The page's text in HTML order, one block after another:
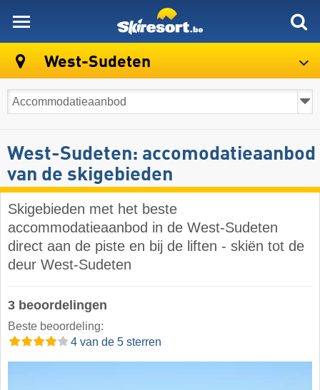
West-Sudeten
West-Sudeten: accomodatieaanbod
van de skigebieden
Skigebieden met het beste
accommodatieaanbod in de West-Sudeten
direct aan de piste en bij de liften - skiën tot de
deur West-Sudeten
3 beoordelingen
Beste beoordeling:
4 van de 5 sterren